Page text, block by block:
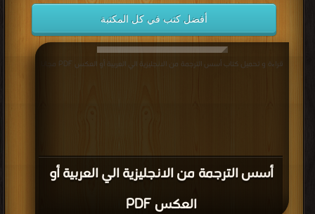
أفضل كتب في كل المكتبة
أسس الترجمة من الانجليزية الي العربية أو
العكس PDF
قراءة و تحميل كتاب أسس الترجمة من الانجليزية الي العربية أو العكس PDF مجانا